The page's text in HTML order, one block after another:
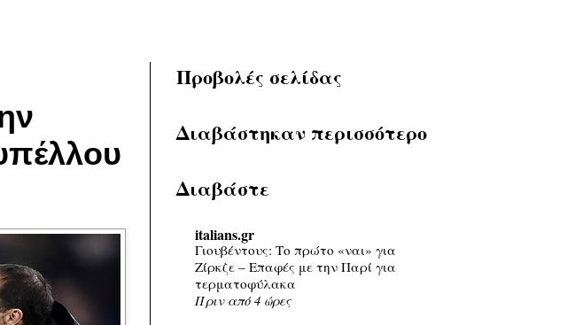
Προβολές σελίδας
Διαβάστηκαν περισσότερο
Διαβάστε
italians.gr
Γιουβέντους: Το πρώτο «ναι» για
Ζίρκζε – Επαφές με την Παρί για
τερματοφύλακα
Πριν από 4 ώρες